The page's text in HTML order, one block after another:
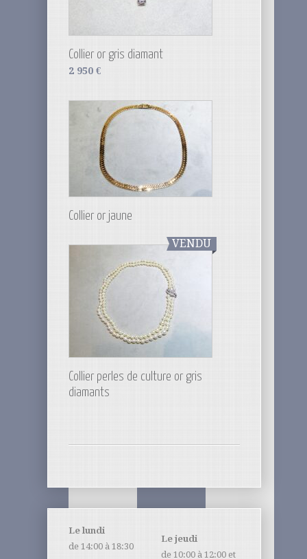
Collier or gris diamant
2 950 €
Collier or jaune
VENDU
Collier perles de culture or gris
diamants
Le lundi
de 14:00 à 18:30
Le jeudi
de 10:00 à 12:00 et